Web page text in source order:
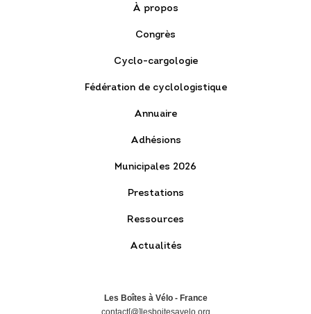
À propos
Congrès
Cyclo-cargologie
Fédération de cyclologistique
Annuaire
Adhésions
Municipales 2026
Prestations
Ressources
Actualités
Les Boîtes à Vélo - France
contact[@]lesboitesavelo.org